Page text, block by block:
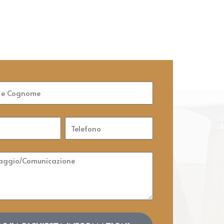
Telefono
Comunicazione